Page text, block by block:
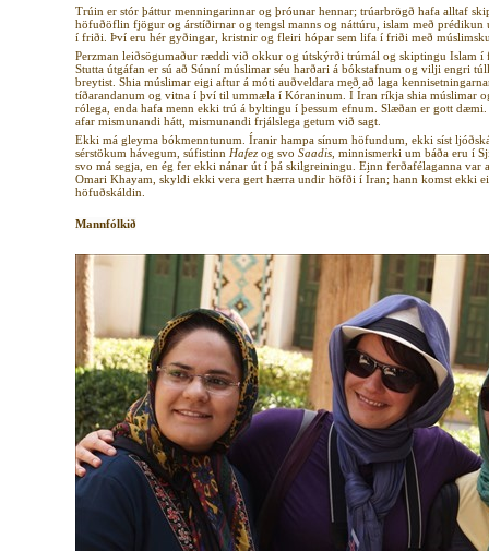
Trúin er stór þáttur menningarinnar og þróunar hennar; trúarbrögð hafa alltaf
höfuðöflin fjögur og árstíðirnar og tengsl manns og náttúru, islam með
í friði. Því eru hér gyðingar, kristnir og fleiri hópar sem lifa í friði með
Perzman leiðsögumaður ræddi við okkur og útskýrði trúmál og skiptingu Islam í
Stutta útgáfan er sú að Súnní múslimar séu harðari á bókstafnum og vilji engri
breytist. Shia múslimar eigi aftur á móti auðveldara með að laga
tíðarandanum og vitna í því til ummæla í Kóraninum. Í Íran ríkja shia múslimar
rólega, enda hafa menn ekki trú á byltingu í þessum efnum. Slæðan er gott
afar mismunandi hátt, mismunandi frjálslega getum við sagt.
Ekki má gleyma bókmenntunum. Íranir hampa sínum höfundum, ekki síst
sérstökum hávegum, súfistinn Hafez og svo Saadis , minnismerki um báða eru í
svo má segja, en ég fer ekki nánar út í þá skilgreiningu. Einn ferðafélaganna
Omari Khayam, skyldi ekki vera gert hærra undir höfði í Íran; hann komst ekki
höfuðskáldin.
Mannfólkið